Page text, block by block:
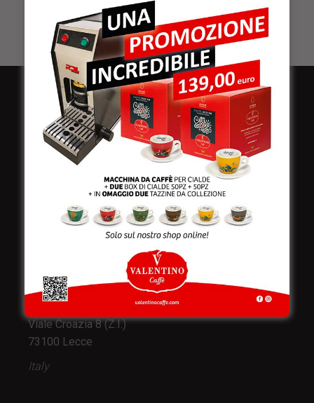
e produzione:
Viale Croazia 8 (Z.I.)
73100 Lecce
Italy